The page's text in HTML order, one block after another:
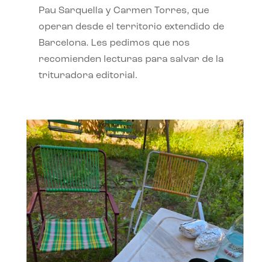
Pau Sarquella y Carmen Torres, que
operan desde el territorio extendido de
Barcelona. Les pedimos que nos
recomienden lecturas para salvar de la
trituradora editorial.